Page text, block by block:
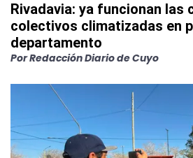
Rivadavia: ya funcionan las
colectivos climatizadas en
departamento
PorRedacción Diario de Cuyo